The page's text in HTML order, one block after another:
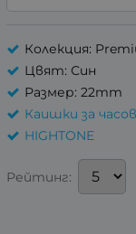
Колекция:
Цвят: Син
Размер: 22mm
Каишки за
HIGHTONE
Рейтинг: